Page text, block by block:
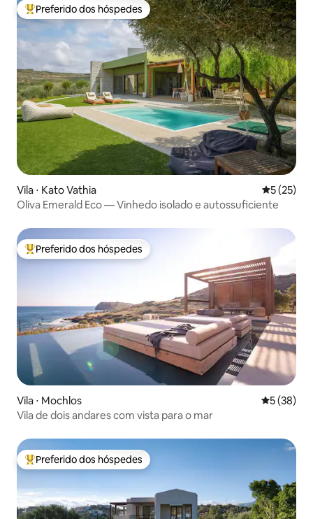
Entre os melhores preferidos dos hóspedes
Preferido dos hóspedes
Vila ⋅ Kato Vathia 5 de uma
5 (25)
Oliva Emerald Eco — Vinhedo isolado e autossuficiente
Entre os melhores preferidos dos hóspedes
Preferido dos hóspedes
Vila ⋅ Mochlos 5 de uma
5 (38)
Vila de dois andares com vista para o mar
Entre os melhores preferidos dos hóspedes
Preferido dos hóspedes